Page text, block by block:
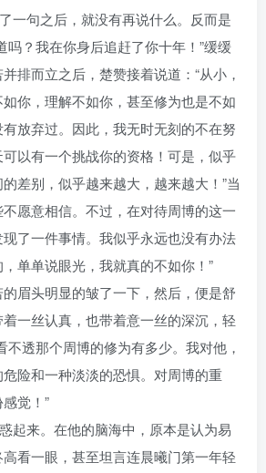
一句之后，就没有再说什么。反而是
吗？我在你身后追赶了你十年！”缓缓
排而立之后，楚赞接着说道：“从小，
你，理解不如你，甚至修为也是不如
放弃过。因此，我无时无刻的不在努
以有一个挑战你的资格！可是，似乎
差别，似乎越来越大，越来越大！”当
愿意相信。不过，在对待周博的这一
了一件事情。我似乎永远也没有办法
单单说眼光，我就真的不如你！”
眉头明显的皱了一下，然后，便是舒
一丝认真，也带着意一丝的深沉，轻
不透那个周博的修为有多少。我对他，
险和一种淡淡的恐惧。对周博的重
觉！”
起来。在他的脑海中，原本是认为易
看一眼，甚至坦言连晨曦门第一年轻